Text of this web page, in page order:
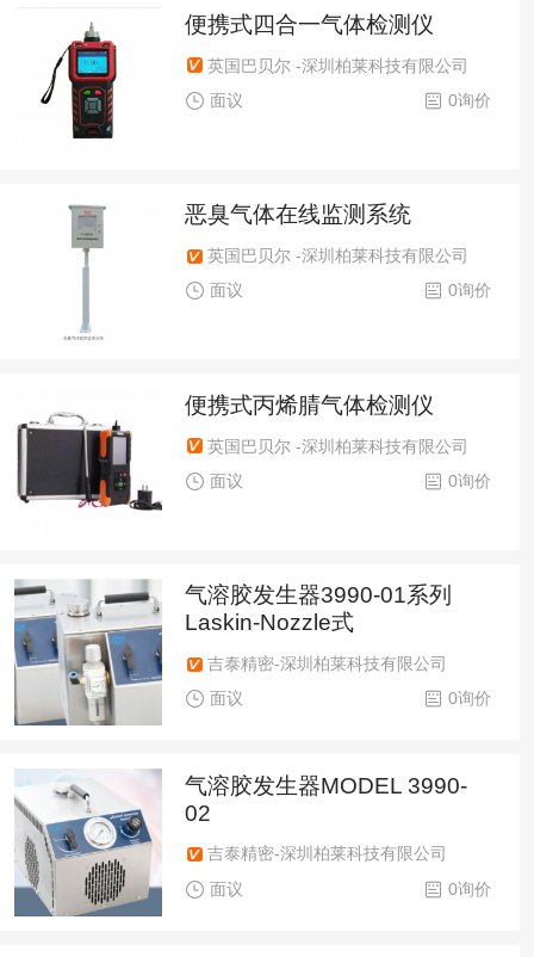
便携式四合一气体检测仪
英国巴贝尔 -深圳柏莱科技有限公司
0询价
面议
恶臭气体在线监测系统
英国巴贝尔 -深圳柏莱科技有限公司
0询价
面议
便携式丙烯腈气体检测仪
英国巴贝尔 -深圳柏莱科技有限公司
0询价
面议
气溶胶发生器3990-01系列
Laskin-Nozzle式
吉泰精密-深圳柏莱科技有限公司
0询价
面议
气溶胶发生器MODEL 3990-
02
吉泰精密-深圳柏莱科技有限公司
0询价
面议